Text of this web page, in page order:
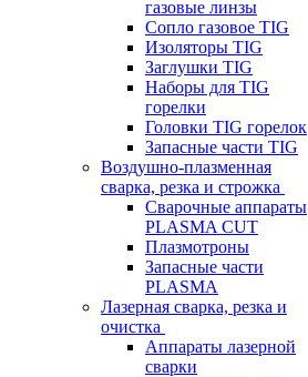
газовые линзы
Сопло газовое TIG
Изоляторы TIG
Заглушки TIG
Наборы для TIG
горелки
Головки TIG горелок
Запасные части TIG
Воздушно-плазменная
сварка, резка и строжка
Сварочные аппараты
PLASMA CUT
Плазмотроны
Запасные части
PLASMA
Лазерная сварка, резка и
очистка
Аппараты лазерной
сварки